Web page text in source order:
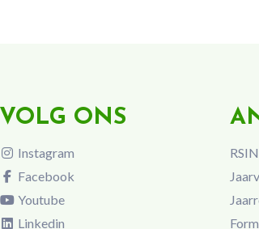
VOLG ONS
Instagram
Facebook
Youtube
Linkedin